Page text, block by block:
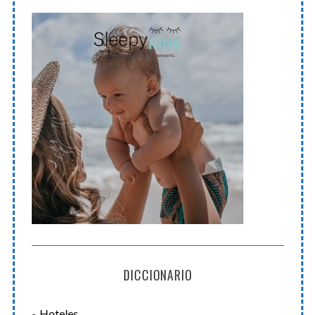
DICCIONARIO